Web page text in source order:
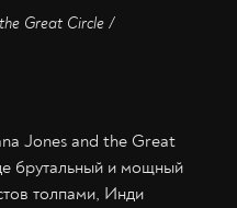
Great Circle /
Jones and the Great
брутальный и мощный
толпами, Инди